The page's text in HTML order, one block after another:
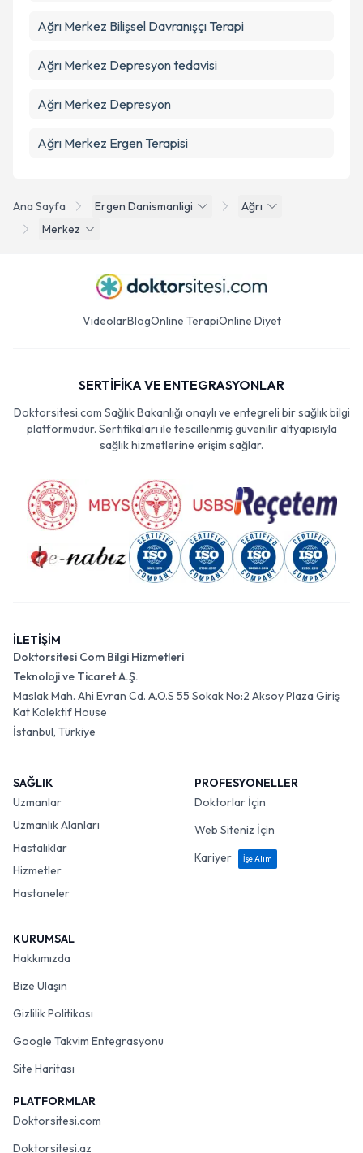
Ana Sayfa Ergen Danismanligi
Ağrı
Merkez
Ağrı Merkez Bilişsel Davranışçı Terapi
Ağrı Merkez Depresyon tedavisi
Ağrı Merkez Depresyon
Ağrı Merkez Ergen Terapisi
VideolarBlogOnline TerapiOnline Diyet
SERTİFİKA VE ENTEGRASYONLAR
Doktorsitesi.com Sağlık Bakanlığı onaylı ve entegreli bir sağlık bilgi
platformudur. Sertifikaları ile tescillenmiş güvenilir altyapısıyla
sağlık hizmetlerine erişim sağlar.
İLETİŞİM
Doktorsitesi Com Bilgi Hizmetleri
Teknoloji ve Ticaret A.Ş.
Maslak Mah. Ahi Evran Cd. A.O.S 55 Sokak No:2 Aksoy Plaza Giriş
Kat Kolektif House
İstanbul, Türkiye
SAĞLIK
Uzmanlar
Uzmanlık Alanları
Hastalıklar
Hizmetler
Hastaneler
PROFESYONELLER
Doktorlar İçin
Web Siteniz İçin
Kariyer
İşe Alım
KURUMSAL
Hakkımızda
Bize Ulaşın
Gizlilik Politikası
Google Takvim Entegrasyonu
Site Haritası
PLATFORMLAR
Doktorsitesi.com
Doktorsitesi.az